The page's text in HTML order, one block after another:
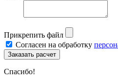
Прикрепить файл
Согласен на обработку
Спасибо!